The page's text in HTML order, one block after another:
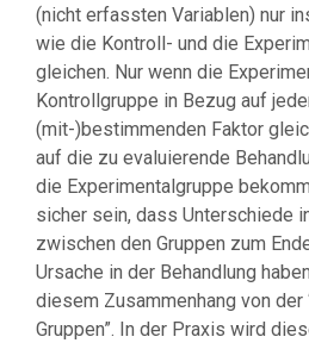
(nicht erfassten Variablen) nur
wie die Kontroll- und die
gleichen. Nur wenn die
Kontrollgruppe in Bezug auf
(mit-)bestimmenden Faktor
auf die zu evaluierende
die Experimentalgruppe
sicher sein, dass Unterschiede
zwischen den Gruppen zum
Ursache in der Behandlung
diesem Zusammenhang von
Gruppen”. In der Praxis wird